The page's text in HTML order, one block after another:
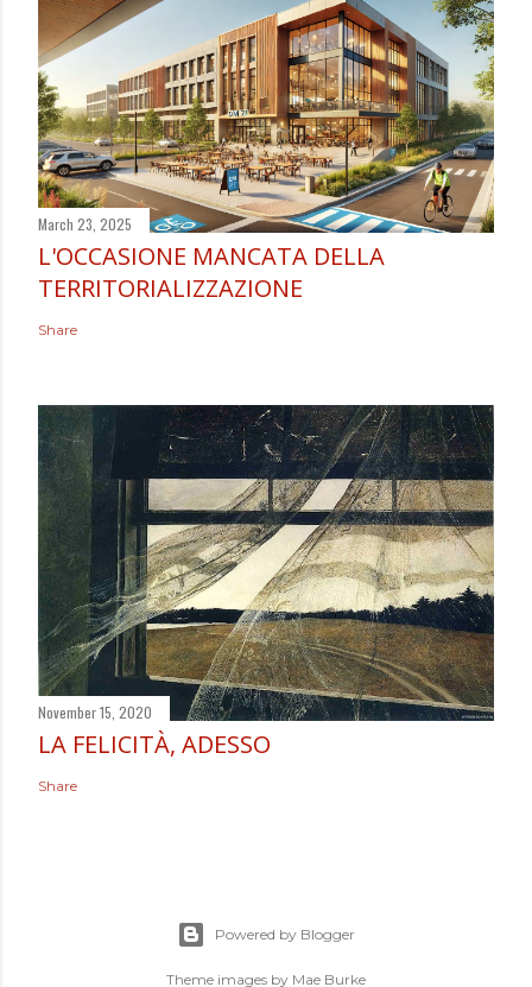
March 23, 2025
L'OCCASIONE MANCATA DELLA
TERRITORIALIZZAZIONE
Share
November 15, 2020
LA FELICITÀ, ADESSO
Share
Powered by Blogger
Theme images by Mae Burke